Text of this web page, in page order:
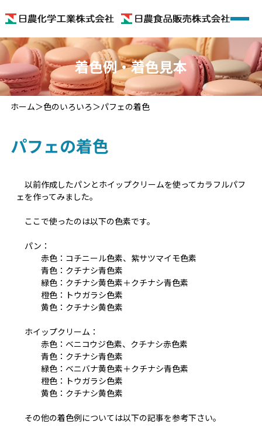
ホーム
会社概要
機能性食品素材
機能性食品
色のいろいろ
お問い合わせ
着色例・着色見本
ホーム 色のいろいろ パフェの着色
パフェの着色
以前作成したパンとホイップクリームを使ってカラフルパフ
ェを作ってみました。
ここで使ったのは以下の色素です。
パン：
赤色：コチニール色素、紫サツマイモ色素
青色：クチナシ青色素
緑色：クチナシ黄色素＋クチナシ青色素
橙色：トウガラシ色素
黄色：クチナシ黄色素
ホイップクリーム：
赤色：ベニコウジ色素、クチナシ赤色素
青色：クチナシ青色素
緑色：ベニバナ黄色素＋クチナシ青色素
橙色：トウガラシ色素
黄色：クチナシ黄色素
その他の着色例については以下の記事を参考下さい。